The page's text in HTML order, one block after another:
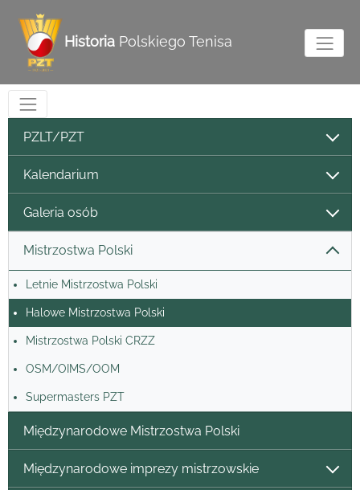
Historia Polskiego Tenisa
PZLT/PZT
Kalendarium
Galeria osób
Mistrzostwa Polski
Letnie Mistrzostwa Polski
Halowe Mistrzostwa Polski
Mistrzostwa Polski CRZZ
OSM/OIMS/OOM
Supermasters PZT
Międzynarodowe Mistrzostwa Polski
Międzynarodowe imprezy mistrzowskie